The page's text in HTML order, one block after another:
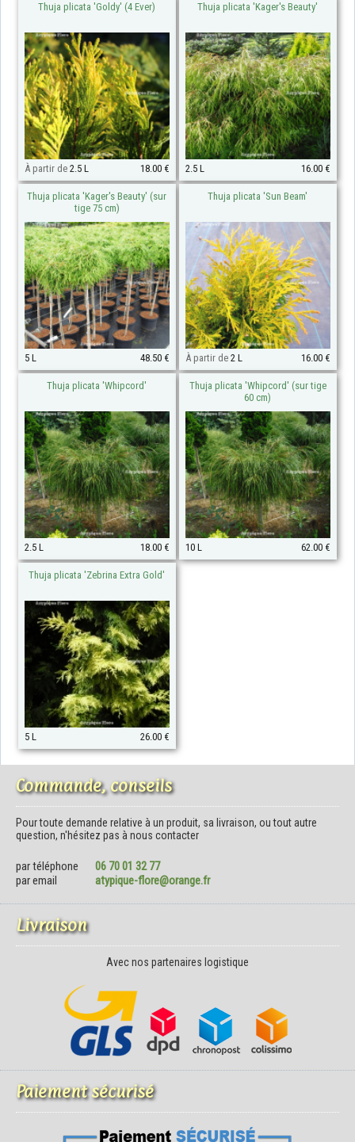
Thuja plicata 'Goldy' (4 Ever)
À partir de 2.5 L 18.00 €
Thuja plicata 'Kager's Beauty'
2.5 L 16.00 €
Thuja plicata 'Kager's Beauty' (sur
tige 75 cm)
5 L 48.50 €
Thuja plicata 'Sun Beam'
À partir de2 L 16.00 €
Thuja plicata 'Whipcord'
2.5 L 18.00 €
Thuja plicata 'Whipcord' (sur tige
60 cm)
10 L 62.00 €
Thuja plicata 'Zebrina Extra Gold'
5 L 26.00 €
Commande, conseils
Pour toute demande relative à un produit, sa livraison, ou tout autre
question, n'hésitez pas à nous contacter
par téléphone
06 70 01 32 77
par email
atypique-flore@orange.fr
Livraison
Avec nos partenaires logistique
Paiement sécurisé